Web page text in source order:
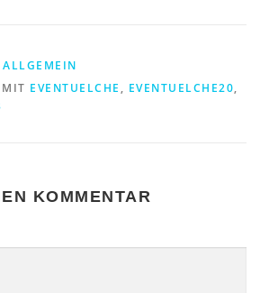
ALLGEMEIN
MIT EVENTUELCHE , EVENTUELCHE20,
KOMMENTAR